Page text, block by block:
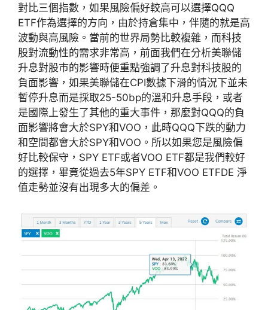
對比三個指數，如果風險偏好較高可以選擇QQQ
ETF作為選擇的方向，由於持倉集中，伴隨的就是高
波動與高風險。當前的世界局勢比較複雜，而科技
股對流動性的需求非常高，前面我們在分析美聯儲
升息對股市的影響時便重點強調了升息對科技股的
負面影響，如果美聯儲在CPI數據下滑的情況下並未
暫停升息而是採取25-50bp的溫和升息手段，或者
是國際上發生了其他的重大事件，那麼對QQQ的負
面影響將會大於SPY和VOO，此時QQQ下跌的動力
和空間都會大於SPY和VOO。所以如果您是風險偏
好比較保守，SPY ETF或者VOO ETF都是我們較好
的選擇，畢竟從過去5年SPY ETF和VOO ETFDE 淨
值走勢並沒有出現多大的偏差。